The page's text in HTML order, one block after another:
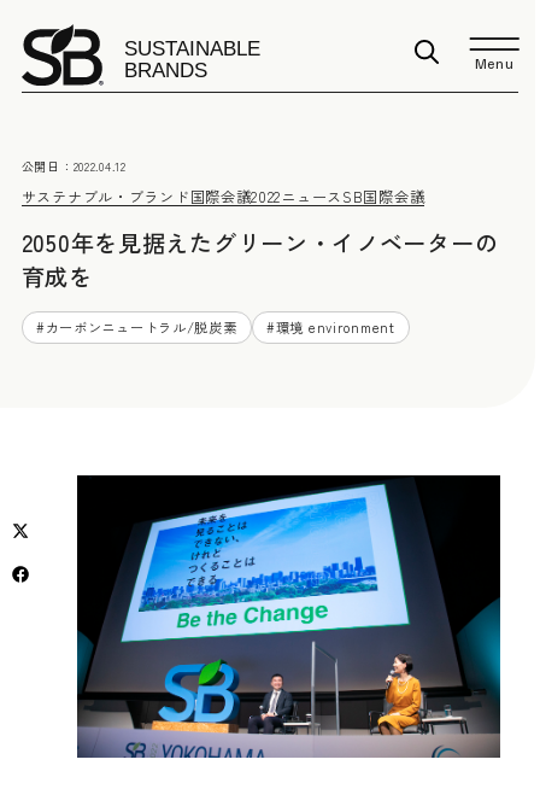
Menu
サステナブル・ブランド国際会議2022ニュースSB国際会議
公開日： 2022.04.12
2050年を見据えたグリーン・イノベーターの
育成を
#カーボンニュートラル/脱炭素 #環境 environment